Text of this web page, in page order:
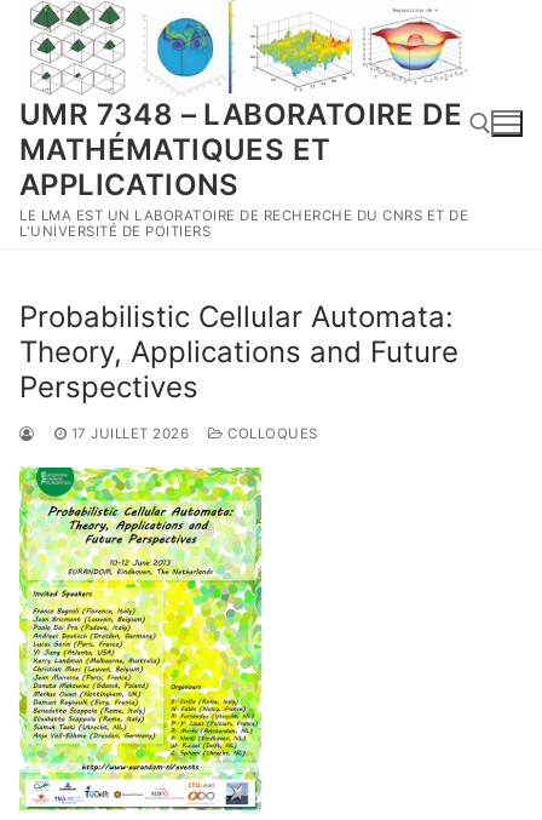
Aller
contenu
UMR 7348 – LABORATOIRE DE
MATHÉMATIQUES ET
APPLICATIONS
LE LMA EST UN LABORATOIRE DE RECHERCHE DU CNRS ET DE
L'UNIVERSITÉ DE POITIERS
Rechercher :
Probabilistic Cellular Automata:
Theory, Applications and Future
Perspectives
17 JUILLET 2026 COLLOQUES